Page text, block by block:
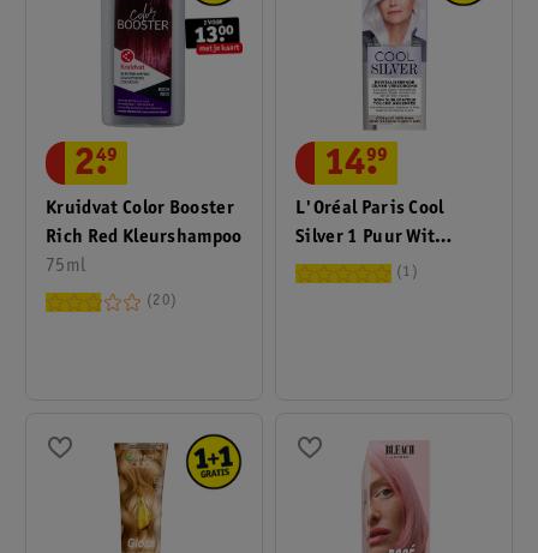
Kruidvat Color Booster
Rich Red Kleurshampoo
75ml
2.
49
20
L'Oréal Paris Cool
Silver 1 Puur Wit
Revitaliserende Zilver
14.
99
1